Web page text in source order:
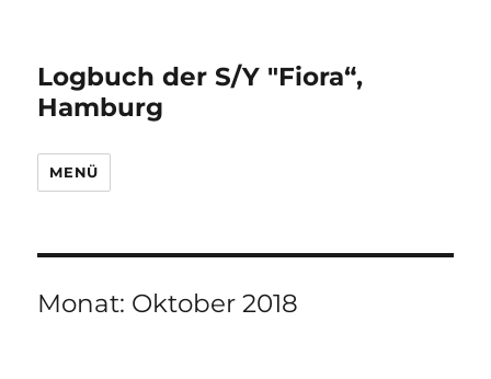
Logbuch der S/Y "Fiora“,
Hamburg
MENÜ
Monat: Oktober 2018